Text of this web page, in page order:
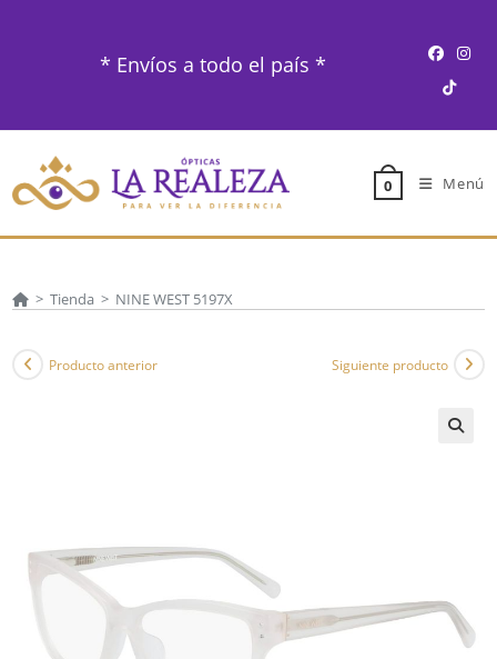
* Envíos a todo el país *
0 Menú
> Tienda > NINE WEST 5197X
Producto anterior Siguiente producto